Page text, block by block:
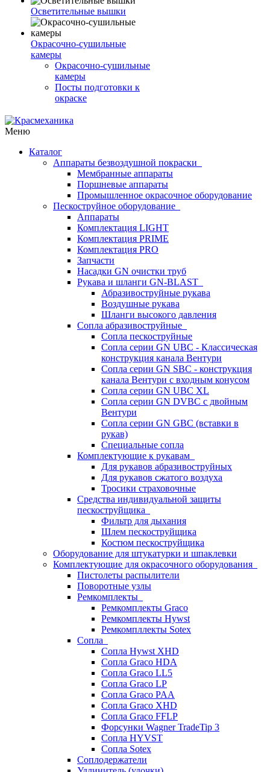
Осветительные вышки
Окрасочно-сушильные
камеры
Окрасочно-сушильные
камеры
Посты подготовки к
окраске
Меню
Каталог
Аппараты безвоздушной покраски
Мембранные аппараты
Поршневые аппараты
Промышленное окрасочное оборудование
Пескоструйное оборудование
Аппараты
Комплектация LIGHT
Комплектация PRIME
Комплектация PRO
Запчасти
Насадки GN очистки труб
Рукава и шланги GN-BLAST
Абразивоструйные рукава
Воздушные рукава
Шланги высокого давления
Сопла абразивоструйные
Сопла пескоструйные
Сопла серии GN UBC - Классическая
конструкция канала Вентури
Сопла серии GN SBC - конструкция
канала Вентури c входным конусом
Сопла серии GN UBC XL
Сопла серии GN DVBC с двойным
Вентури
Сопла серии GN GBC (вставки в
рукав)
Специальные сопла
Комплектующие к рукавам
Для рукавов абразивоструйных
Для рукавов сжатого воздуха
Тросики страховочные
Средства индивидуальной защиты
пескоструйщика
Фильтр для дыхания
Шлем пескоструйщика
Костюм пескоструйщика
Оборудование для штукатурки и шпаклевки
Комплектующие для окрасочного оборудования
Пистолеты распылители
Поворотные узлы
Ремкомплекты
Ремкомплекты Graco
Ремкомплекты Hywst
Ремкомпллекты Sotex
Сопла
Сопла Hywst XHD
Сопла Graco HDA
Сопла Graco LL5
Сопла Graco LP
Сопла Graco PAA
Сопла Graco XHD
Сопла Graco FFLP
Форсунки Wagner TradeTip 3
Сопла HYVST
Сопла Sotex
Соплодержатели